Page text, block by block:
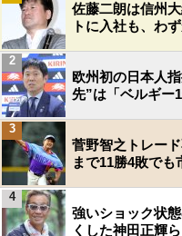
佐藤二朗は信州
トに入社も、わ
欧州初の日本人
先”は「ベルギー
2
菅野智之トレー
まで11勝4敗で
3
強いショック状
くした神田正輝
4